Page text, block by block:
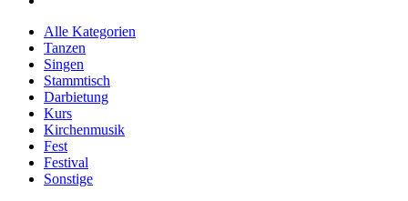
Alle Kategorien
Tanzen
Singen
Stammtisch
Darbietung
Kurs
Kirchenmusik
Fest
Festival
Sonstige